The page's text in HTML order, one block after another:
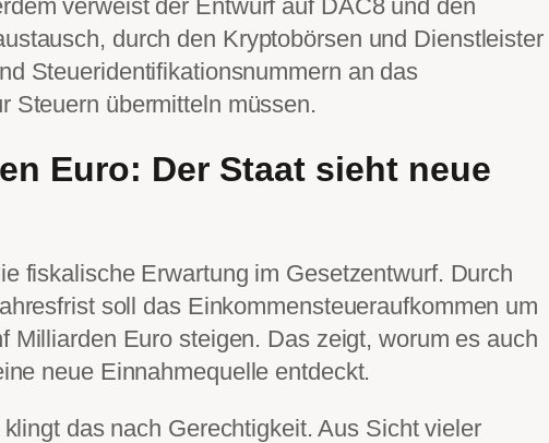
verweist der Entwurf auf DAC8 und den
durch den Kryptobörsen und Dienstleister
Steueridentifikationsnummern an das
Steuern übermitteln müssen.
Euro: Der Staat sieht neue
fiskalische Erwartung im Gesetzentwurf. Durch
soll das Einkommensteueraufkommen um
Milliarden Euro steigen. Das zeigt, worum es auch
neue Einnahmequelle entdeckt.
das nach Gerechtigkeit. Aus Sicht vieler